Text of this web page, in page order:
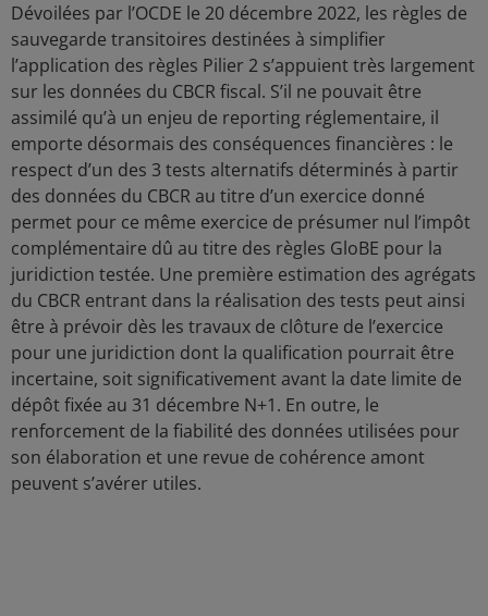
Dévoilées par l’OCDE le 20 décembre 2022, les règles de
sauvegarde transitoires destinées à simplifier
l’application des règles Pilier 2 s’appuient très largement
sur les données du CBCR fiscal. S’il ne pouvait être
assimilé qu’à un enjeu de reporting réglementaire, il
emporte désormais des conséquences financières : le
respect d’un des 3 tests alternatifs déterminés à partir
des données du CBCR au titre d’un exercice donné
permet pour ce même exercice de présumer nul l’impôt
complémentaire dû au titre des règles GloBE pour la
juridiction testée. Une première estimation des agrégats
du CBCR entrant dans la réalisation des tests peut ainsi
être à prévoir dès les travaux de clôture de l’exercice
pour une juridiction dont la qualification pourrait être
incertaine, soit significativement avant la date limite de
dépôt fixée au 31 décembre N+1. En outre, le
renforcement de la fiabilité des données utilisées pour
son élaboration et une revue de cohérence amont
peuvent s’avérer utiles.